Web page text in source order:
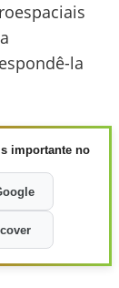
la
importante no